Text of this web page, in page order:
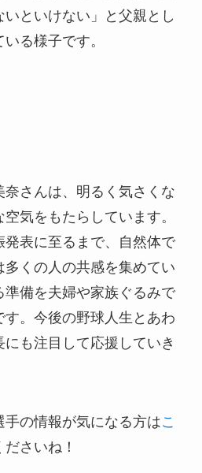
といけない」と父親とし
る様子です。
さんは、明るく気さくな
気をもたらしています。
発表に至るまで、自然体で
くの人の共感を集めてい
準備を夫婦や家族ぐるみで
。今後の野球人生とあわ
も注目して応援していき
の情報が気になる方はこ
さいね！